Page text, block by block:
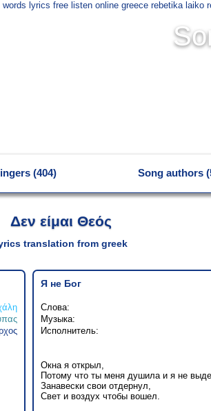
(404) Song authors
Δεν είμαι Θεός
translation from greek
Я не Бог
Слова:
Музыка:
Исполнитель:
Окна я открыл,
Потому что ты меня душила и я не
Занавески свои отдернул,
Свет и воздух чтобы вошел.